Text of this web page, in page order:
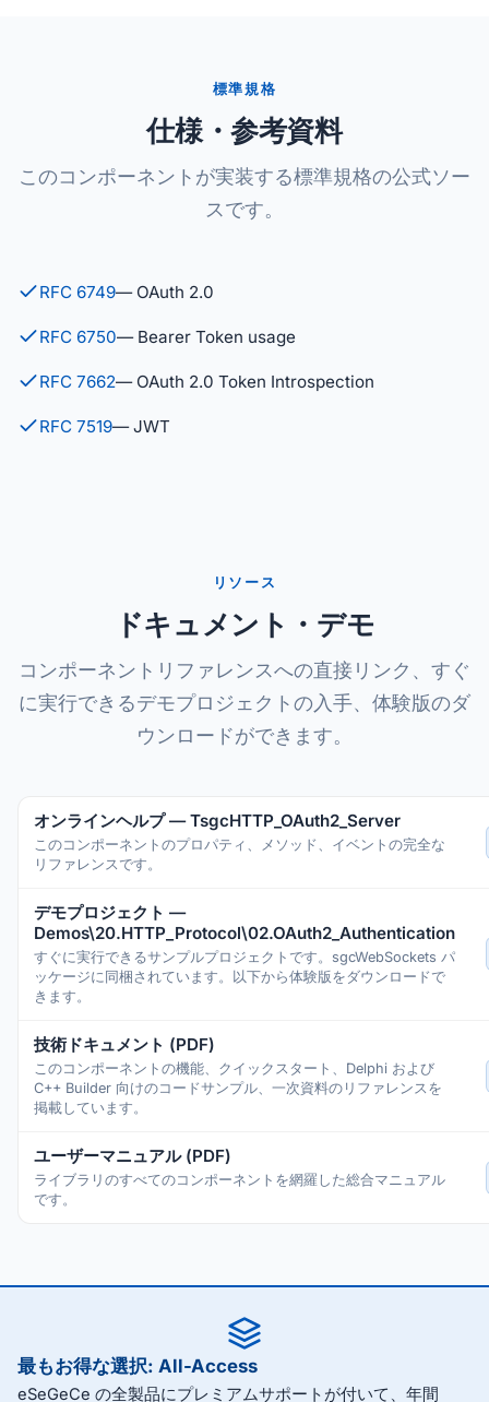
標準規格
仕様・参考資料
このコンポーネントが実装する標準規格の公式ソー
スです。
RFC 6749— OAuth 2.0
RFC 6750— Bearer Token usage
RFC 7662— OAuth 2.0 Token Introspection
RFC 7519— JWT
リソース
ドキュメント・デモ
コンポーネントリファレンスへの直接リンク、すぐ
に実行できるデモプロジェクトの入手、体験版のダ
ウンロードができます。
オンラインヘルプ — TsgcHTTP_OAuth2_Server
このコンポーネントのプロパティ、メソッド、イベントの完全な
リファレンスです。
デモプロジェクト —
Demos\20.HTTP_Protocol\02.OAuth2_Authentication
すぐに実行できるサンプルプロジェクトです。sgcWebSockets パ
ッケージに同梱されています。以下から体験版をダウンロードで
きます。
技術ドキュメント (PDF)
このコンポーネントの機能、クイックスタート、Delphi および
C++ Builder 向けのコードサンプル、一次資料のリファレンスを
掲載しています。
ユーザーマニュアル (PDF)
ライブラリのすべてのコンポーネントを網羅した総合マニュアル
です。
最もお得な選択: All-Access
eSeGeCe の全製品にプレミアムサポートが付いて、年間